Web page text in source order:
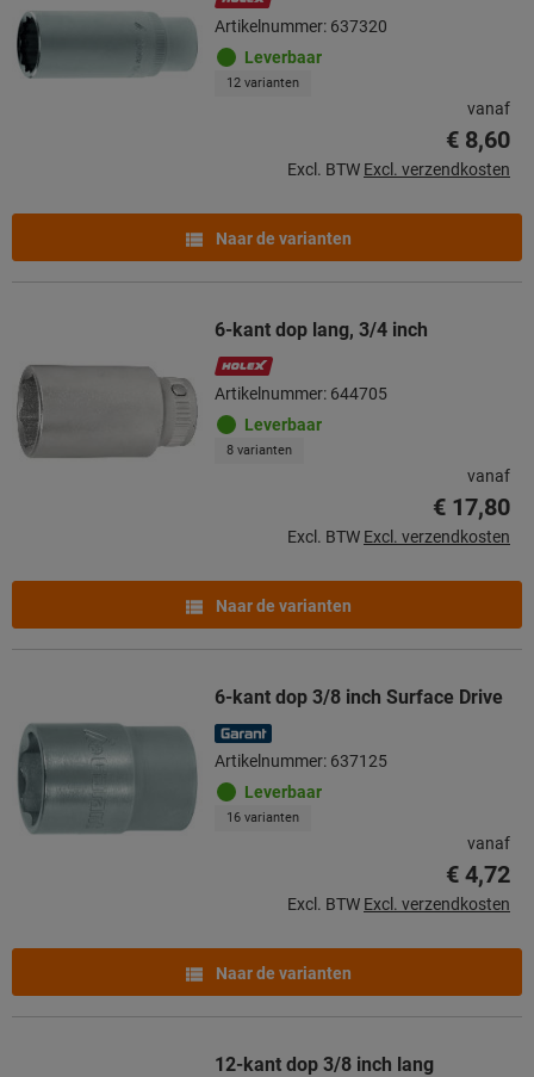
Artikelnummer: 637320
Leverbaar
12 varianten
vanaf
€ 8,60
Excl. BTW Excl. verzendkosten
Naar de varianten
6-kant dop lang, 3/4 inch
Artikelnummer: 644705
Leverbaar
8 varianten
vanaf
€ 17,80
Excl. BTW Excl. verzendkosten
Naar de varianten
6-kant dop 3/8 inch Surface Drive
Artikelnummer: 637125
Leverbaar
16 varianten
vanaf
€ 4,72
Excl. BTW Excl. verzendkosten
Naar de varianten
12-kant dop 3/8 inch lang